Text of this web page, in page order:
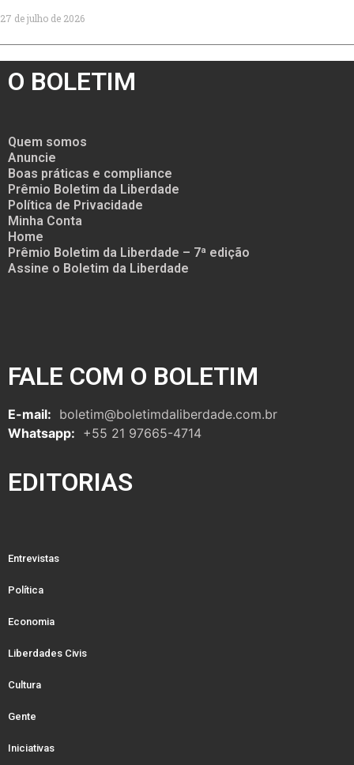
27 de julho de 2026
O BOLETIM
Quem somos
Anuncie
Boas práticas e compliance
Prêmio Boletim da Liberdade
Política de Privacidade
Minha Conta
Home
Prêmio Boletim da Liberdade – 7ª edição
Assine o Boletim da Liberdade
FALE COM O BOLETIM
E-mail: boletim@boletimdaliberdade.com.br
Whatsapp: +55 21 97665-4714
EDITORIAS
Entrevistas
Política
Economia
Liberdades Civis
Cultura
Gente
Iniciativas